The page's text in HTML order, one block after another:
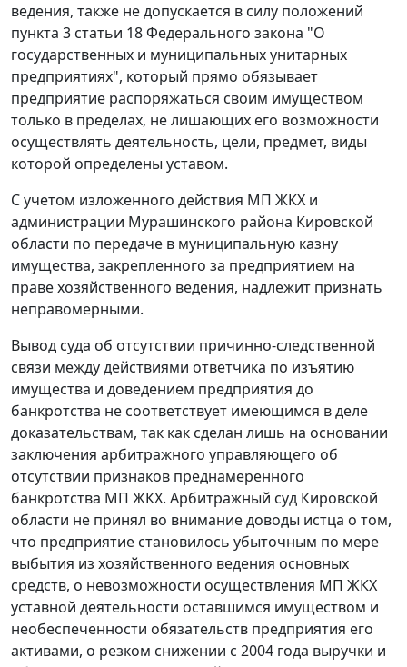
ведения, также не допускается в силу положений
пункта 3 статьи 18Федерального закона "О
государственных и муниципальных унитарных
предприятиях", который прямо обязывает
предприятие распоряжаться своим имуществом
только в пределах, не лишающих его возможности
осуществлять деятельность, цели, предмет, виды
которой определены уставом.
С учетом изложенного действия МП ЖКХ и
администрации Мурашинского района Кировской
области по передаче в муниципальную казну
имущества, закрепленного за предприятием на
праве хозяйственного ведения, надлежит признать
неправомерными.
Вывод суда об отсутствии причинно-следственной
связи между действиями ответчика по изъятию
имущества и доведением предприятия до
банкротства не соответствует имеющимся в деле
доказательствам, так как сделан лишь на основании
заключения арбитражного управляющего об
отсутствии признаков преднамеренного
банкротства МП ЖКХ. Арбитражный суд Кировской
области не принял во внимание доводы истца о том,
что предприятие становилось убыточным по мере
выбытия из хозяйственного ведения основных
средств, о невозможности осуществления МП ЖКХ
уставной деятельности оставшимся имуществом и
необеспеченности обязательств предприятия его
активами, о резком снижении с 2004 года выручки и